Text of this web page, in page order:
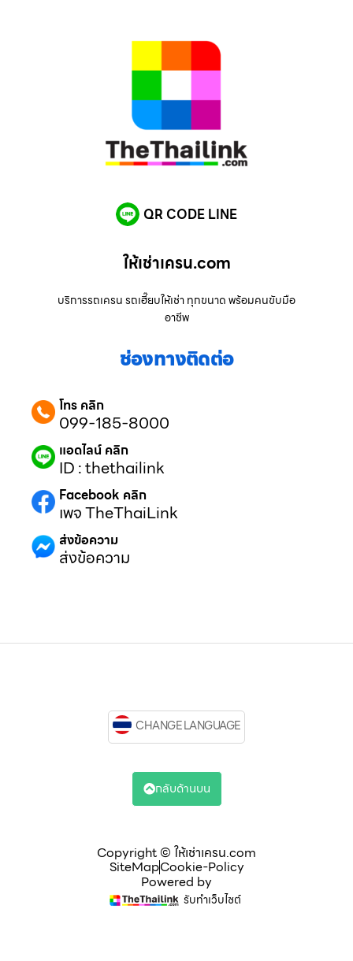
QR CODE LINE
ให้เช่าเครน.com
บริการรถเครน รถเฮี๊ยบให้เช่า ทุกขนาด พร้อมคนขับมือ
อาชีพ
ช่องทางติดต่อ
โทร คลิก
099-185-8000
แอดไลน์ คลิก
ID : thethailink
Facebook คลิก
เพจ TheThaiLink
ส่งข้อความ
ส่งข้อความ
Copyright © ให้เช่าเครน.com
SiteMapCookie-Policy
Powered by
รับทำเว็บไซต์
CHANGE LANGUAGE
กลับด้านบน